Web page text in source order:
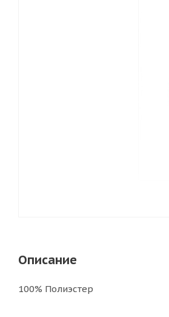
Описание
100% Полиэстер